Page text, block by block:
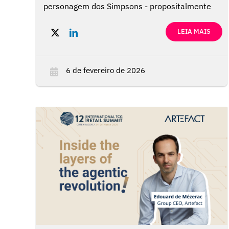
personagem dos Simpsons - propositalmente
embaraçosamente simples.
LEIA MAIS
6 de fevereiro de 2026